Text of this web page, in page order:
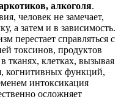
алкоголя.
человек не замечает,
а затем и в зависимость.
перестает справляться с
токсинов, продуктов
тканях, клетках, вызывая
когнитивных функций,
интоксикация
осложняет